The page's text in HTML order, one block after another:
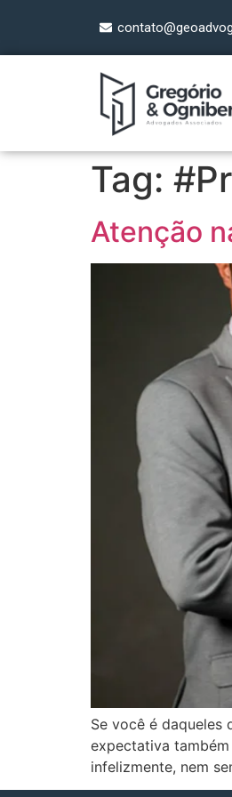
Tag:
Atenção
Se você é daqueles
expectativa
infelizmente, nem